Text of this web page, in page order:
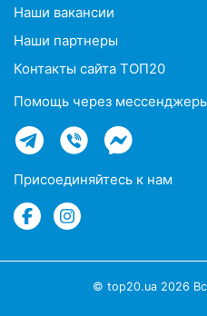
Наши вакансии
Наши партнеры
Контакты сайта ТОП20
Помощь через
Присоединяйтесь к нам
© top20.ua 2026